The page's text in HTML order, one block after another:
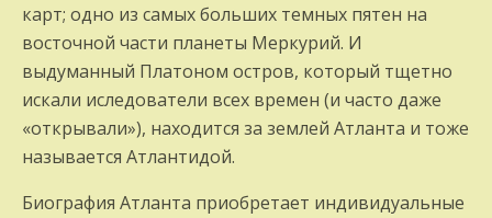
карт; одно из самых больших темных пятен на
восточной части планеты Меркурий. И
выдуманный Платоном остров, который тщетно
искали иследователи всех времен (и часто даже
«открывали»), находится за землей Атланта и тоже
называется Атлантидой.
Биография Атланта приобретает индивидуальные